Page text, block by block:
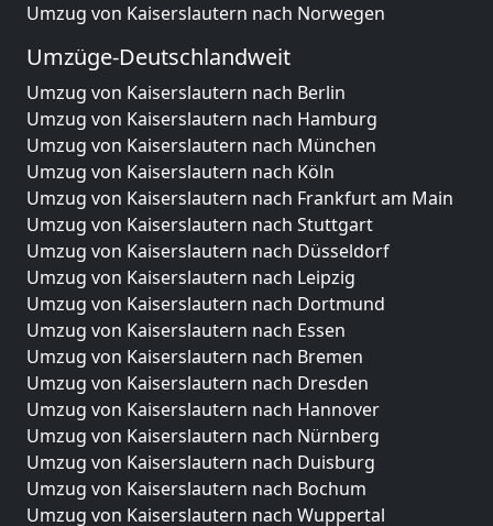
Umzug von Kaiserslautern nach Norwegen
Umzüge-Deutschlandweit
Umzug von Kaiserslautern nach Berlin
Umzug von Kaiserslautern nach Hamburg
Umzug von Kaiserslautern nach München
Umzug von Kaiserslautern nach Köln
Umzug von Kaiserslautern nach Frankfurt am Main
Umzug von Kaiserslautern nach Stuttgart
Umzug von Kaiserslautern nach Düsseldorf
Umzug von Kaiserslautern nach Leipzig
Umzug von Kaiserslautern nach Dortmund
Umzug von Kaiserslautern nach Essen
Umzug von Kaiserslautern nach Bremen
Umzug von Kaiserslautern nach Dresden
Umzug von Kaiserslautern nach Hannover
Umzug von Kaiserslautern nach Nürnberg
Umzug von Kaiserslautern nach Duisburg
Umzug von Kaiserslautern nach Bochum
Umzug von Kaiserslautern nach Wuppertal